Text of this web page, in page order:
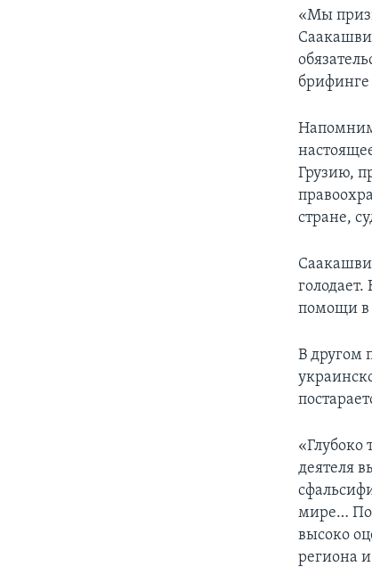
«Мы
Грузию,
стране,
помощи в
В другом
«Глубоко
деятеля
мире…
высоко
региона